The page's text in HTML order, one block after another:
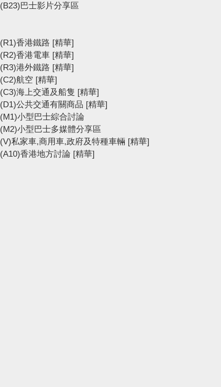
(B23)巴士影片分享區
(R1)香港鐵路 [精華]
(R2)香港電車 [精華]
(R3)港外鐵路 [精華]
(C2)航空 [精華]
(C3)海上交通及船隻 [精華]
(D1)公共交通有關商品 [精華]
(M1)小型巴士綜合討論
(M2)小型巴士多媒體分享區
(V)私家車,商用車,政府及特種車輛 [精華]
(A10)香港地方討論 [精華]